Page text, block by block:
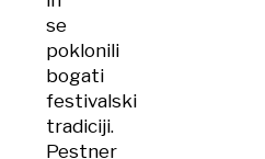
se
poklonili
bogati
festivalski
tradiciji.
Pestner